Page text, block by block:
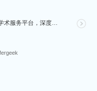
沁言学术是全球领先的全流程AI学术服务平台，深度赋能从选题构思、文献检索、文献阅读、文献管理到辅助写...